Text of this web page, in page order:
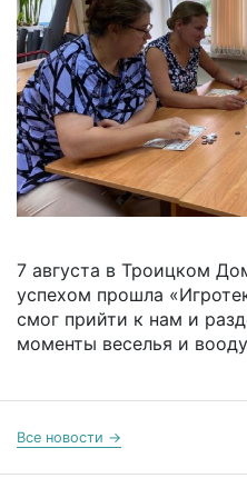
7 августа в Троицком
успехом прошла
смог прийти к нам и
моменты веселья и
Все новости →